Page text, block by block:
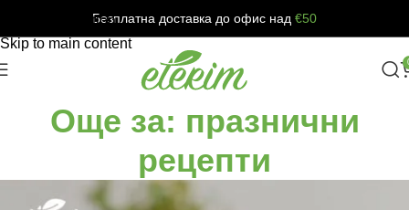
Skip to navigation
Skip to main content
Безплатна доставка до офис над €50
Още за: празнични
рецепти